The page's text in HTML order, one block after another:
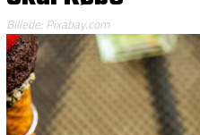
Billede: Pixabay.com